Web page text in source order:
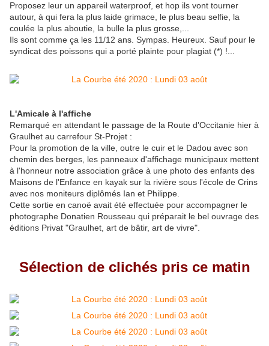
Proposez leur un appareil waterproof, et hop ils vont tourner
autour, à qui fera la plus laide grimace, le plus beau selfie, la
coulée la plus aboutie, la bulle la plus grosse,...
Ils sont comme ça les 11/12 ans. Sympas. Heureux. Sauf pour le
syndicat des poissons qui a porté plainte pour plagiat (*) !...
L'Amicale à l'affiche
Remarqué en attendant le passage de la Route d'Occitanie hier à
Graulhet au carrefour St-Projet :
Pour la promotion de la ville, outre le cuir et le Dadou avec son
chemin des berges, les panneaux d'affichage municipaux mettent
à l'honneur notre association grâce à une photo des enfants des
Maisons de l'Enfance en kayak sur la rivière sous l'école de Crins
avec nos moniteurs diplômés Ian et Philippe.
Cette sortie en canoë avait été effectuée pour accompagner le
photographe Donatien Rousseau qui préparait le bel ouvrage des
éditions Privat "Graulhet, art de bâtir, art de vivre".
Sélection de clichés pris ce matin